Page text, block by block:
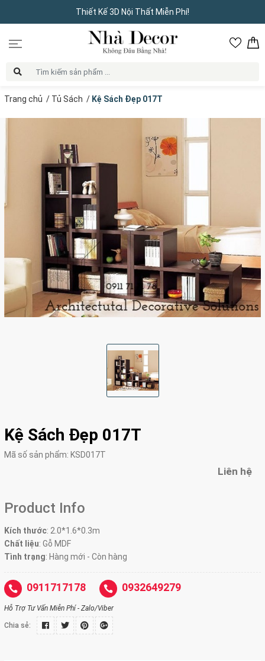
Thiết Kế 3D Nội Thất Miễn Phí!
Trang chủ / Tủ Sách / Kệ Sách Đẹp 017T
Kệ Sách Đẹp 017T
Mã số sản phẩm: KSD017T
Liên hệ
Product Info
Kích thước: 2.0*1.6*0.3m
Chất liệu: Gỗ MDF
Tình trạng: Hàng mới - Còn hàng
0911717178 0932649279
Hỗ Trợ Tư Vấn Miễn Phí - Zalo/Viber
Chia sẻ: